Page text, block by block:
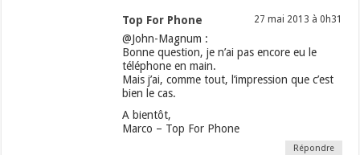
Top For Phone 27 mai 2013 à 0h31
@John-Magnum :
Bonne question, je n’ai pas encore eu le
téléphone en main.
Mais j’ai, comme tout, l’impression que c’est
bien le cas.
A bientôt,
Marco – Top For Phone
Répondre